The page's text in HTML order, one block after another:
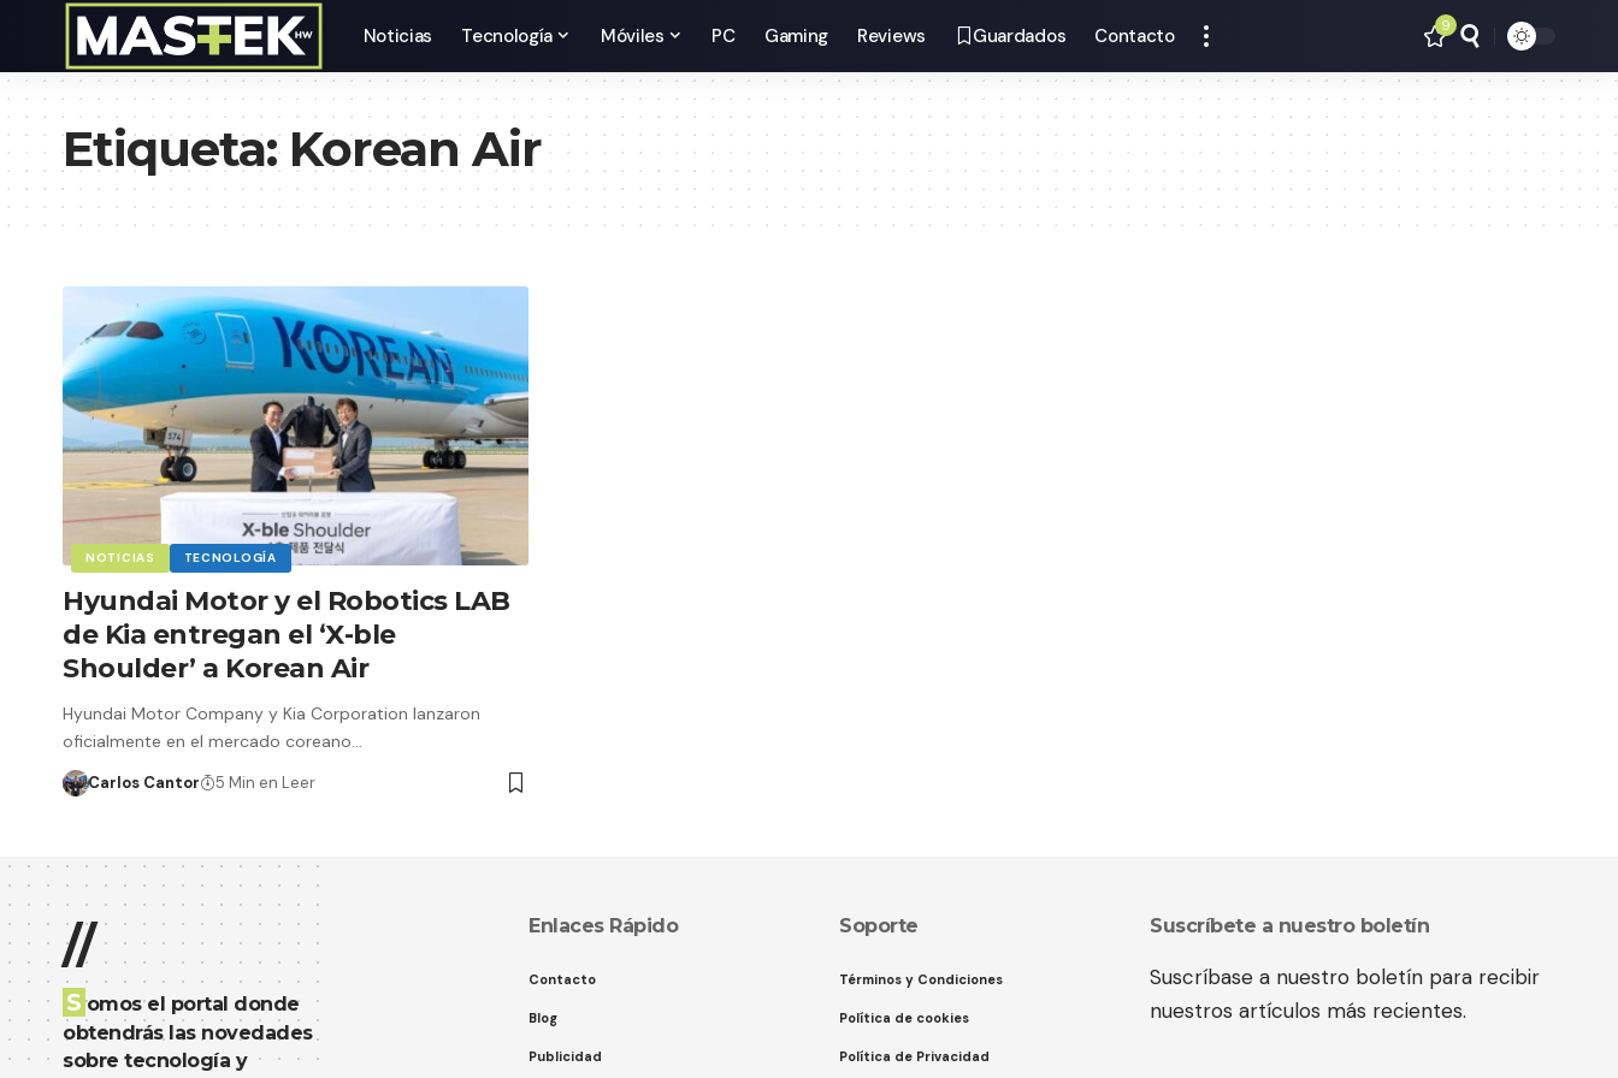
Noticias Tecnología Móviles PC Gaming Reviews Guardados Contacto 9
Etiqueta: Korean Air
NOTICIAS TECNOLOGÍA
Hyundai Motor y el Robotics LAB
de Kia entregan el ‘X-ble
Shoulder’ a Korean Air
Hyundai Motor Company y Kia Corporation lanzaron
oficialmente en el mercado coreano…
Carlos Cantor 5 Min en Leer
//
S omos el portal donde
obtendrás las novedades
sobre tecnología y
Enlaces Rápido
Contacto
Blog
Publicidad
Soporte
Términos y Condiciones
Política de cookies
Política de Privacidad
Suscríbete a nuestro boletín
Suscríbase a nuestro boletín para recibir
nuestros artículos más recientes.